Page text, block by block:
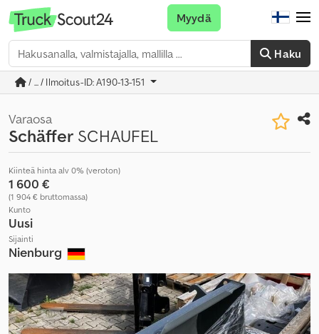
Haku
Myydä
/ ... / Ilmoitus-ID: A190-13-151
Varaosa
Schäffer SCHAUFEL
Kiinteä hinta alv 0% (veroton)
1 600 €
(1 904 € bruttomassa)
Kunto
Uusi
Sijainti
Nienburg